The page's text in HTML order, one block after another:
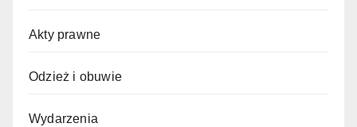
Akty prawne
Odzież i obuwie
Wydarzenia